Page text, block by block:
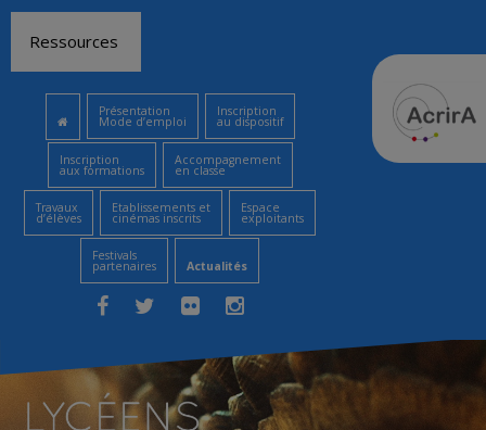
contenu
Ressources
Présentation
Mode d’emploi
Inscription
au dispositif
Inscription
aux formations
Accompagnement
en classe
Travaux
d’élèves
Etablissements et
cinémas inscrits
Espace
exploitants
Festivals
partenaires Actualités